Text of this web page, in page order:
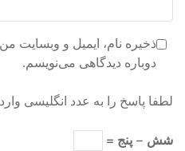
ذخیره نام، ایمیل و وبسایت
دوباره دیدگاهی می‌نویسم.
لطفا پاسخ را به عدد انگلیسی
شش − پنج =